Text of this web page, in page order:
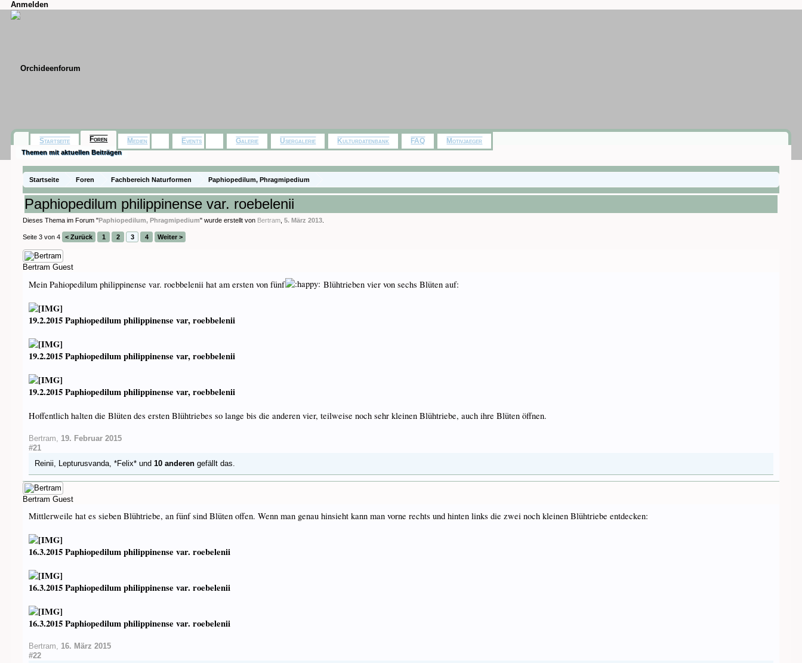
Anmelden
Startseite Foren Fachbereich Naturformen Paphiopedilum, Phragmipedium
Paphiopedilum philippinense var. roebelenii
Dieses Thema im Forum "Paphiopedilum, Phragmipedium" wurde erstellt von Bertram ,5. März 2013
Seite 3 von 4 < Zurück 1 2 3 4 Weiter >
Bertram Guest
Mein Pahiopedilum philippinense var. roebbelenii hat am ersten von fünf Blühtrieben vier von sechs Blüten auf:
19.2.2015 Paphiopedilum philippinense var, roebbelenii
19.2.2015 Paphiopedilum philippinense var, roebbelenii
19.2.2015 Paphiopedilum philippinense var, roebbelenii
Hoffentlich halten die Blüten des ersten Blühtriebes so lange bis die anderen vier, teilweise noch sehr kleinen Blühtriebe, auch ihre Blüten öffnen.
Bertram, 19. Februar 2015
#21
Reinii, Lepturusvanda,*Felix* und10 anderen gefällt das.
Bertram Guest
Mittlerweile hat es sieben Blühtriebe, an fünf sind Blüten offen. Wenn man genau hinsieht kann man vorne rechts und hinten links die zwei noch kleinen Blühtriebe entdecken:
16.3.2015 Paphiopedilum philippinense var. roebelenii
16.3.2015 Paphiopedilum philippinense var. roebelenii
16.3.2015 Paphiopedilum philippinense var. roebelenii
Bertram, 16. März 2015
#22
Startseite Foren
Themen mit aktuellen Beiträgen
Medien Events Galerie Usergalerie Kulturdatenbank FAQ Motivjaeger